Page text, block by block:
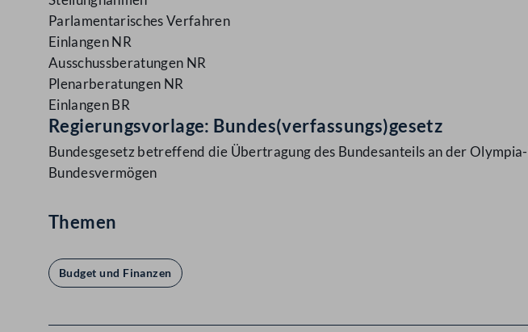
Parlamentarisches Verfahren
Einlangen NR
Ausschussberatungen NR
Plenarberatungen NR
Einlangen BR
Regierungsvorlage: Bundes(verfassungs)gesetz
Bundesgesetz betreffend die Übertragung des Bundesanteils an der
Bundesvermögen
Themen
Budget und Finanzen